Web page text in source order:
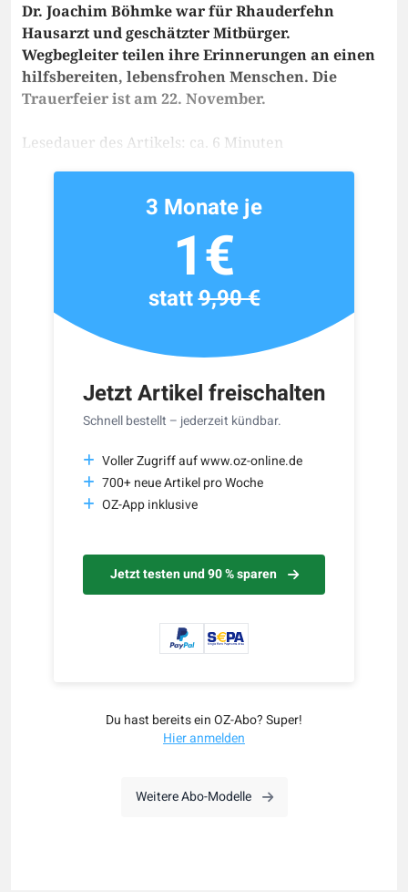
Dr. Joachim Böhmke war für Rhauderfehn
Hausarzt und geschätzter Mitbürger.
Wegbegleiter teilen ihre Erinnerungen an einen
hilfsbereiten, lebensfrohen Menschen. Die
Trauerfeier ist am 22. November.
Lesedauer des Artikels: ca. 6 Minuten
Jetzt Artikel freischalten
Schnell bestellt – jederzeit kündbar.
Voller Zugriff auf www.oz-online.de
700+ neue Artikel pro Woche
OZ-App inklusive
Jetzt testen und 90 % sparen
3 Monate je
1€
statt9,90 €
Du hast bereits ein OZ-Abo? Super!
Hier anmelden
Weitere Abo-Modelle